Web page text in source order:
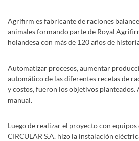
Agrifirm es fabricante de raciones
animales formando parte de Royal
holandesa con más de 120 años de
Automatizar procesos, aumentar
automático de las diferentes recetas de
y costos, fueron los objetivos planteados.
manual.
Luego de realizar el proyecto con equipos
CIRCULAR S.A. hizo la instalación